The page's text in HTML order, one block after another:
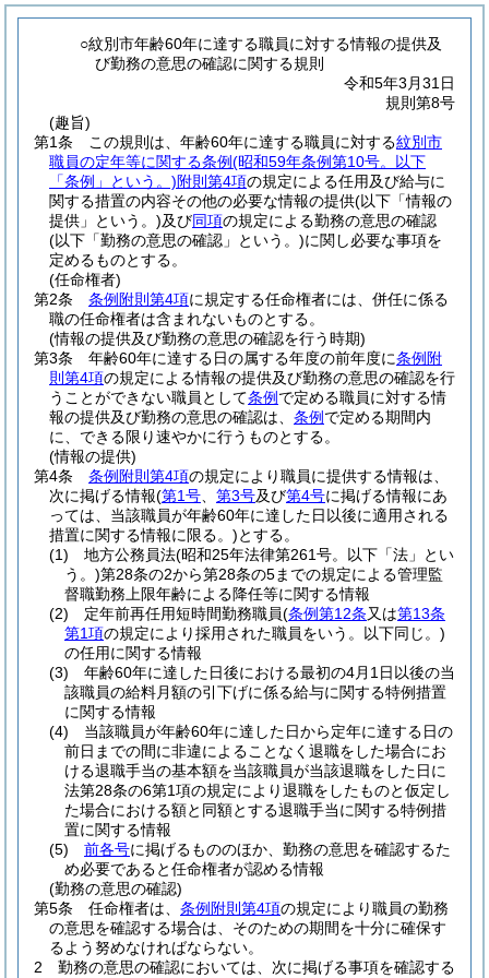
○紋別市年齢60年に達する職員に対する情報の提供及
び勤務の意思の確認に関する規則
令和5年3月31日
規則第8号
(趣旨)
第1条
この規則は、年齢60年に達する職員に対する紋別市
職員の定年等に関する条例(昭和59年条例第10号。以下
「条例」という。)附則第4項の規定による任用及び給与に
関する措置の内容その他の必要な情報の提供(以下「情報の
提供」という。)及び同項の規定による勤務の意思の確認
(以下「勤務の意思の確認」という。)に関し必要な事項を
定めるものとする。
(任命権者)
第2条
条例附則第4項に規定する任命権者には、併任に係る
職の任命権者は含まれないものとする。
(情報の提供及び勤務の意思の確認を行う時期)
第3条
年齢60年に達する日の属する年度の前年度に条例附
則第4項の規定による情報の提供及び勤務の意思の確認を行
うことができない職員として条例 で定める職員に対する情
報の提供及び勤務の意思の確認は、 条例 で定める期間内
に、できる限り速やかに行うものとする。
(情報の提供)
第4条
条例附則第4項の規定により職員に提供する情報は、
次に掲げる情報(第1号 第3号及び第4号に掲げる情報にあ
っては、当該職員が年齢60年に達した日以後に適用される
措置に関する情報に限る。)とする。
(1)
地方公務員法(昭和25年法律第261号。以下「法」とい
う。)第28条の2から第28条の5までの規定による管理監
督職勤務上限年齢による降任等に関する情報
(2)
定年前再任用短時間勤務職員(条例第12条又は第13条
第1項の規定により採用された職員をいう。以下同じ。)
の任用に関する情報
(3)
年齢60年に達した日後における最初の4月1日以後の当
該職員の給料月額の引下げに係る給与に関する特例措置
に関する情報
(4)
当該職員が年齢60年に達した日から定年に達する日の
前日までの間に非違によることなく退職をした場合にお
ける退職手当の基本額を当該職員が当該退職をした日に
法第28条の6第1項の規定により退職をしたものと仮定し
た場合における額と同額とする退職手当に関する特例措
置に関する情報
(5)
前各号に掲げるもののほか、勤務の意思を確認するた
め必要であると任命権者が認める情報
(勤務の意思の確認)
第5条
任命権者は、 条例附則第4項の規定により職員の勤務
の意思を確認する場合は、そのための期間を十分に確保す
るよう努めなければならない。
2
勤務の意思の確認においては、次に掲げる事項を確認する